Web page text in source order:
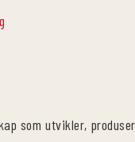
som utvikler,